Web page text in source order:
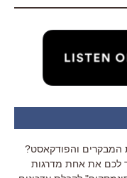
המבקרים והפודקאסט?
לכם את אחת מדרגות